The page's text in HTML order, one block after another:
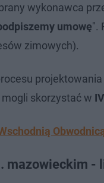
wykonawca
umowę".
zimowych).
skorzystać w
mazowieckim -